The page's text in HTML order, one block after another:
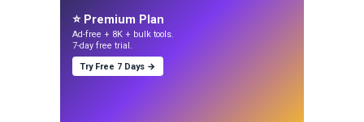
⭐ Premium Plan
Ad-free + 8K + bulk tools.
7-day free trial.
Try Free 7 Days →